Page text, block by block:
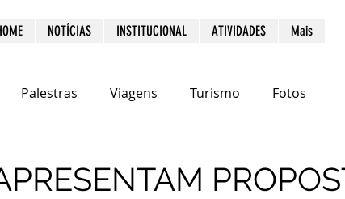
NOTÍCIAS INSTITUCIONAL ATIVIDADES Mais
Palestras Viagens Turismo Fotos